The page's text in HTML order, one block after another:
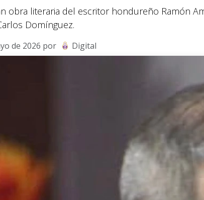
obra literaria del escritor hondureño Ramón
Domínguez.
de 2026 por Digital